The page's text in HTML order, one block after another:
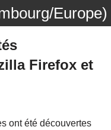
Europe)
Firefox et
ont été découvertes